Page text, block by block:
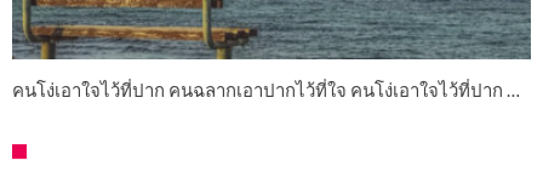
คนโง่เอาใจไว้ที่ปาก คนฉลากเอาปากไว้ที่ใจ คนโง่เอาใจไว้ที่ปาก …